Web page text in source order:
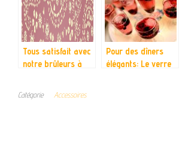
Tous satisfait avec
notre brûleurs à
Pour des dîners
élégants: Le verre
Catégorie Accessoires